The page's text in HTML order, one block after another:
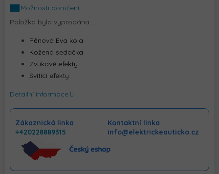
cena:Možnosti doručení
Položka byla vyprodána…
Pěnová Eva kola
Kožená sedačka
Zvukové efekty
Svítící efekty
Detailní informace
Zákaznická linka
+420228889315
Kontaktní linka
info@elektrickeauticko.cz